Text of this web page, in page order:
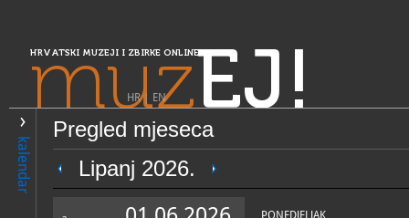
HRVATSKI MUZEJI I ZBIRKE ONLINE
muzEJ!
HR| EN
kalendar
Pregled mjeseca
Lipanj 2026.
PONEDJELJAK
PRETRAŽIVANJE
Središnja Hrvatska
Gradski muzej Jastrebarsko